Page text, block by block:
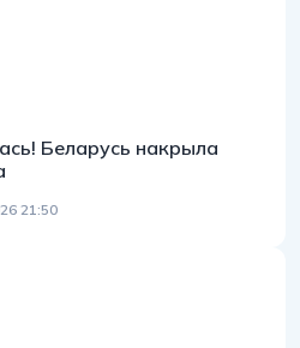
Беларусь накрыла
21:50